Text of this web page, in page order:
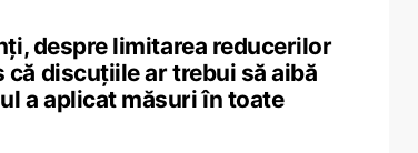
despre limitarea reducerilor
că discuțiile ar trebui să aibă
a aplicat măsuri în toate